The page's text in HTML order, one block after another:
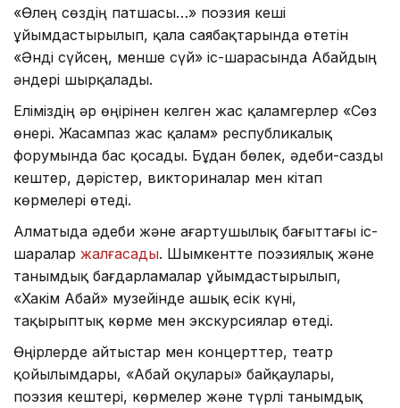
«Өлең сөздің патшасы…» поэзия кеші
ұйымдастырылып, қала саябақтарында өтетін
«Әнді сүйсең, менше сүй» іс-шарасында Абайдың
әндері шырқалады.
Еліміздің әр өңірінен келген жас қаламгерлер «Сөз
өнері. Жасампаз жас қалам» республикалық
форумында бас қосады. Бұдан бөлек, әдеби-сазды
кештер, дәрістер, викториналар мен кітап
көрмелері өтеді.
Алматыда әдеби және ағартушылық бағыттағы іс-
шаралар жалғасады. Шымкентте поэзиялық және
танымдық бағдарламалар ұйымдастырылып,
«Хакім Абай» музейінде ашық есік күні,
тақырыптық көрме мен экскурсиялар өтеді.
Өңірлерде айтыстар мен концерттер, театр
қойылымдары, «Абай оқулары» байқаулары,
поэзия кештері, көрмелер және түрлі танымдық